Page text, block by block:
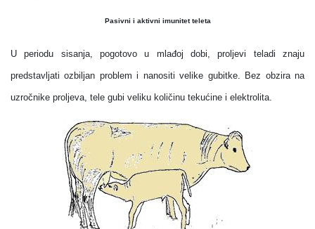
Pasivni i aktivni imunitet teleta
U periodu sisanja, pogotovo u mlađoj dobi, proljevi teladi znaju
predstavljati ozbiljan problem i nanositi velike gubitke. Bez obzira na
uzročnike proljeva, tele gubi veliku količinu tekućine i elektrolita.